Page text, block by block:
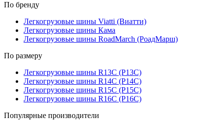
По бренду
Легкогрузовые шины Viatti (Виатти)
Легкогрузовые шины Кама
Легкогрузовые шины RoadMarch (РоадМарш)
По размеру
Легкогрузовые шины R13C (Р13С)
Легкогрузовые шины R14C (Р14С)
Легкогрузовые шины R15C (Р15С)
Легкогрузовые шины R16C (Р16С)
Популярные производители